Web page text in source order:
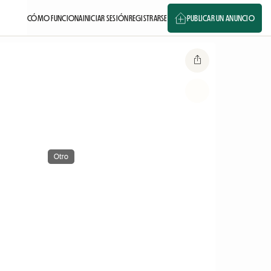
CÓMO FUNCIONAINICIAR SESIÓNREGISTRARSE PUBLICAR UN ANUNCIO
Otro